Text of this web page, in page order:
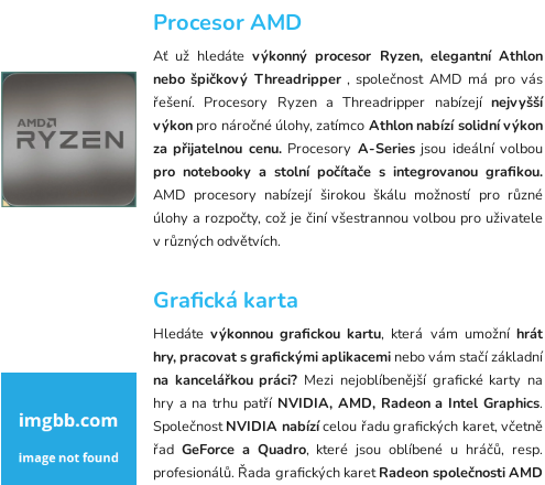
Procesor AMD
Ať už hledáte výkonný procesor Ryzen, elegantní Athlon
nebo špičkový Threadripper , společnost AMD má pro vás
řešení. Procesory Ryzen a Threadripper nabízejínejvyšší
výkon pro náročné úlohy, zatímco Athlon nabízí solidní výkon
za přijatelnou cenu.Procesory A-Seriesjsou ideální volbou
pro notebooky a stolní počítače s integrovanou grafikou.
AMD procesory nabízejí širokou škálu možností pro různé
úlohy a rozpočty, což je činí všestrannou volbou pro uživatele
v různých odvětvích.
Grafická karta
Hledáte výkonnou grafickou kartu, která vám umožníhrát
hry, pracovat s grafickými aplikaceminebo vám stačí základní
na kancelářkou práci? Mezi nejoblíbenější grafické karty na
hry a na trhu patří NVIDIA, AMD, Radeon a Intel Graphics.
SpolečnostNVIDIA nabízícelou řadu grafických karet, včetně
řadGeForce a Quadro, které jsou oblíbené u hráčů, resp.
profesionálů. Řada grafických karetRadeon společnosti AMD